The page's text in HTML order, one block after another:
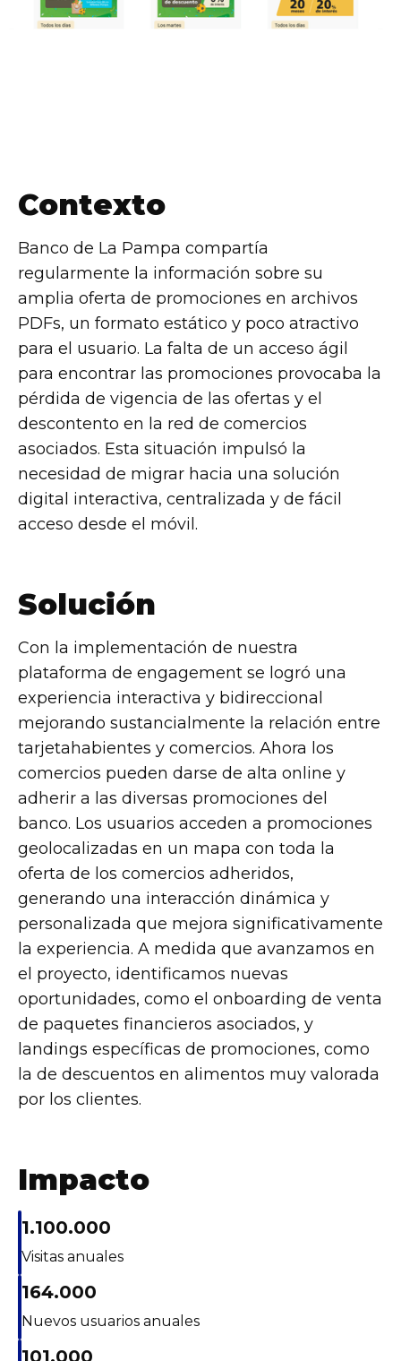
Contexto
Banco de La Pampa compartía
regularmente la información sobre su
amplia oferta de promociones en archivos
PDFs, un formato estático y poco atractivo
para el usuario. La falta de un acceso ágil
para encontrar las promociones provocaba la
pérdida de vigencia de las ofertas y el
descontento en la red de comercios
asociados. Esta situación impulsó la
necesidad de migrar hacia una solución
digital interactiva, centralizada y de fácil
acceso desde el móvil.
Solución
Con la implementación de nuestra
plataforma de engagement se logró una
experiencia interactiva y bidireccional
mejorando sustancialmente la relación entre
tarjetahabientes y comercios. Ahora los
comercios pueden darse de alta online y
adherir a las diversas promociones del
banco. Los usuarios acceden a promociones
geolocalizadas en un mapa con toda la
oferta de los comercios adheridos,
generando una interacción dinámica y
personalizada que mejora significativamente
la experiencia. A medida que avanzamos en
el proyecto, identificamos nuevas
oportunidades, como el onboarding de venta
de paquetes financieros asociados, y
landings específicas de promociones, como
la de descuentos en alimentos muy valorada
por los clientes.
Impacto
1.100.000
Visitas anuales
164.000
Nuevos usuarios anuales